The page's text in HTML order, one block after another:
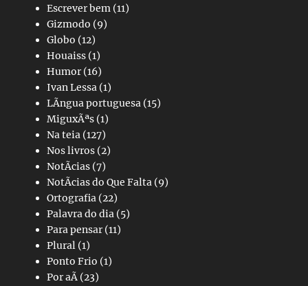
Escrever bem (11)
Gizmodo (9)
Globo (12)
Houaiss (1)
Humor(16)
Ivan Lessa (1)
LÃ­ngua portuguesa (15)
MiguxÃªs (1)
Na teia (127)
Nos livros (2)
NotÃ­cias (7)
NotÃ­cias do Que Falta (9)
Ortografia (22)
Palavra do dia (5)
Para pensar(11)
Plural (1)
Ponto Frio (1)
Por aÃ­ (23)